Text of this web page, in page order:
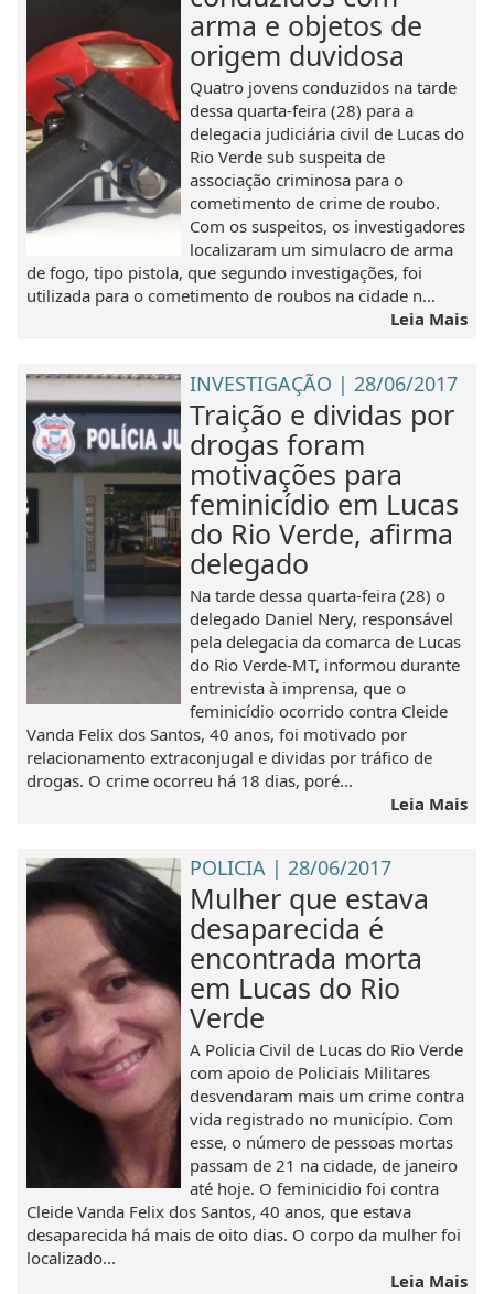
arma e objetos de
origem duvidosa
Quatro jovens conduzidos na tarde
dessa quarta-feira (28) para a
delegacia judiciária civil de Lucas do
Rio Verde sub suspeita de
associação criminosa para o
cometimento de crime de roubo.
Com os suspeitos, os investigadores
localizaram um simulacro de arma
de fogo, tipo pistola, que segundo investigações, foi
utilizada para o cometimento de roubos na cidade n...
Leia Mais
INVESTIGAÇÃO | 28/06/2017
Traição e dividas por
drogas foram
motivações para
feminicídio em Lucas
do Rio Verde, afirma
delegado
Na tarde dessa quarta-feira (28) o
delegado Daniel Nery, responsável
pela delegacia da comarca de Lucas
do Rio Verde-MT, informou durante
entrevista à imprensa, que o
feminicídio ocorrido contra Cleide
Vanda Felix dos Santos, 40 anos, foi motivado por
relacionamento extraconjugal e dividas por tráfico de
drogas. O crime ocorreu há 18 dias, poré...
Leia Mais
POLICIA | 28/06/2017
Mulher que estava
desaparecida é
encontrada morta
em Lucas do Rio
Verde
A Policia Civil de Lucas do Rio Verde
com apoio de Policiais Militares
desvendaram mais um crime contra
vida registrado no município. Com
esse, o número de pessoas mortas
passam de 21 na cidade, de janeiro
até hoje. O feminicidio foi contra
Cleide Vanda Felix dos Santos, 40 anos, que estava
desaparecida há mais de oito dias. O corpo da mulher foi
localizado...
Leia Mais